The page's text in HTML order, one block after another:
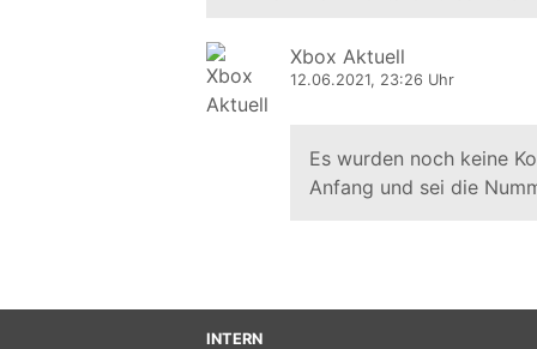
Xbox Aktuell
12.06.2021, 23:26 Uhr
Es wurden noch keine
Anfang und sei die
INTERN